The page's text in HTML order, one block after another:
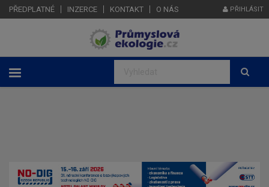
PŘEDPLATNÉ INZERCE KONTAKT O NÁS PŘIHLÁSIT